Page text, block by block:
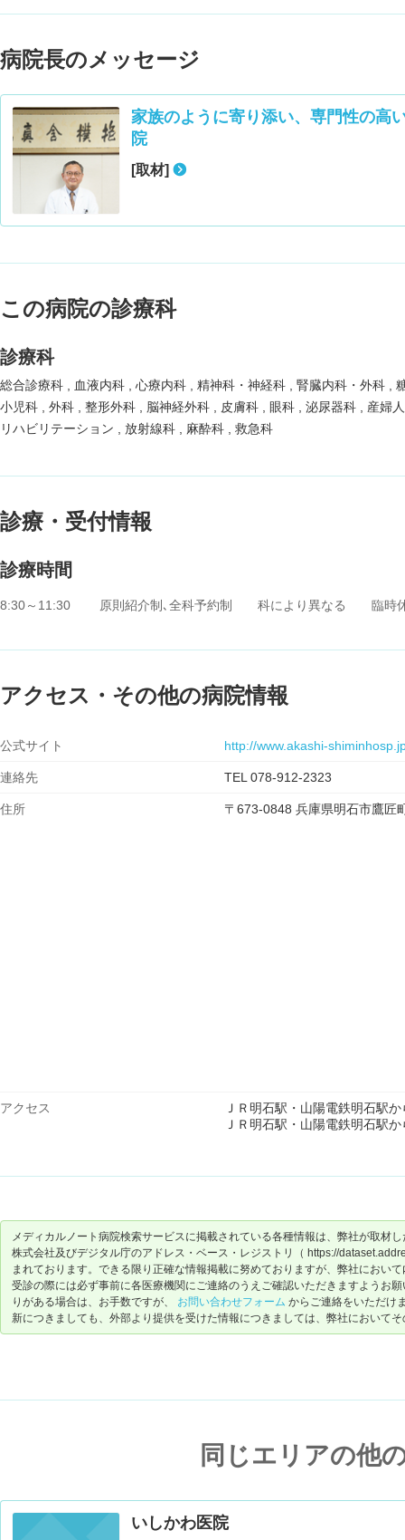
病院長のメッセージ
家族のように寄り添い、専門性の高
院
[取材]
この病院の診療科
診療科
総合診療科 血液内科 心療内科 精神科・神経科 腎臓内科・外科
小児科
外科 整形外科 脳神経外科 皮膚科 眼科 泌尿器科
産婦
リハビリテーション
放射線科 麻酔科 救急科
診療・受付情報
診療時間
8:30～11:30 原則紹介制､全科予約制 科により異なる 臨時
アクセス・その他の病院情報
公式サイト http://www.akashi-
連絡先 TEL 078-912-2323
住所 〒673-0848 兵庫県明石市鷹匠
アクセス
ＪＲ明石駅・山陽電鉄明石駅
ＪＲ明石駅・山陽電鉄明石駅
メディカルノート病院検索サービスに掲載されている各種情報は、弊社が取材
株式会社及びデジタル庁のアドレス・ベース・レジストリ（ https://
まれております。できる限り正確な情報掲載に努めておりますが、弊社におい
受診の際には必ず事前に各医療機関にご連絡のうえご確認いただきますようお
りがある場合は、お手数ですが、 お問い合わせフォーム からご連絡をいただけ
新につきましても、外部より提供を受けた情報につきましては、弊社において
同じエリアの他
いしかわ医院